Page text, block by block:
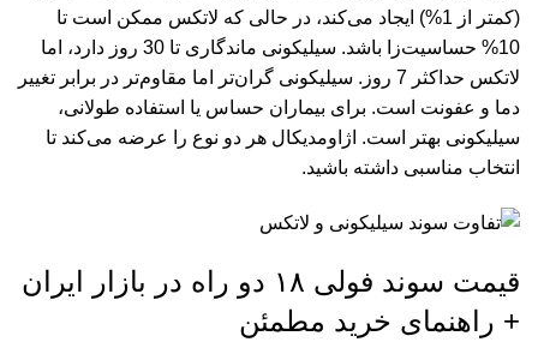
(کمتر از 1%) ایجاد می‌کند، در حالی که لاتکس ممکن است تا
10% حساسیت‌زا باشد. سیلیکونی ماندگاری تا 30 روز دارد، اما
لاتکس حداکثر 7 روز. سیلیکونی گران‌تر اما مقاوم‌تر در برابر تغییر
دما و عفونت است. برای بیماران حساس یا استفاده طولانی،
سیلیکونی بهتر است. اژاومدیکال هر دو نوع را عرضه می‌کند تا
انتخاب مناسبی داشته باشید.
قیمت سوند فولی ۱۸ دو راه در بازار ایران
+ راهنمای خرید مطمئن